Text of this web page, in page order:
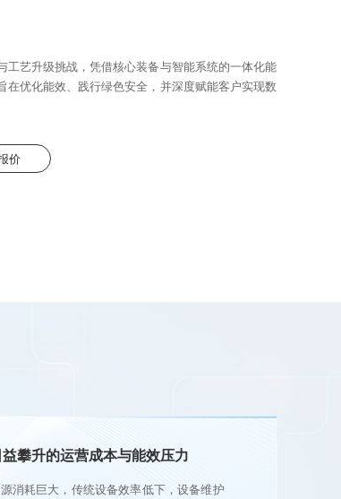
工艺升级挑战，凭借核心装备与智能系统的一体化能
在优化能效、践行绿色安全，并深度赋能客户实现数
价
益攀升的运营成本与能效压力
消耗巨大，传统设备效率低下，设备维护